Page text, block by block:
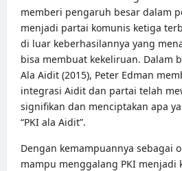
memberi pengaruh besar dalam
menjadi partai komunis ketiga
di luar keberhasilannya yang
bisa membuat kekeliruan. Dalam
Ala Aidit (2015), Peter Edman
integrasi Aidit dan partai telah
signifikan dan menciptakan apa
“PKI ala Aidit”.
Dengan kemampuannya sebagai
mampu menggalang PKI menjadi